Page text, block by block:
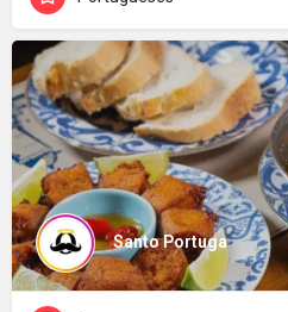
Santo Portuga